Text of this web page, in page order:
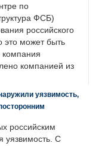
по
ФСБ)
российского
это может быть
компания
компанией из
уязвимость,
российским
уязвимость. С